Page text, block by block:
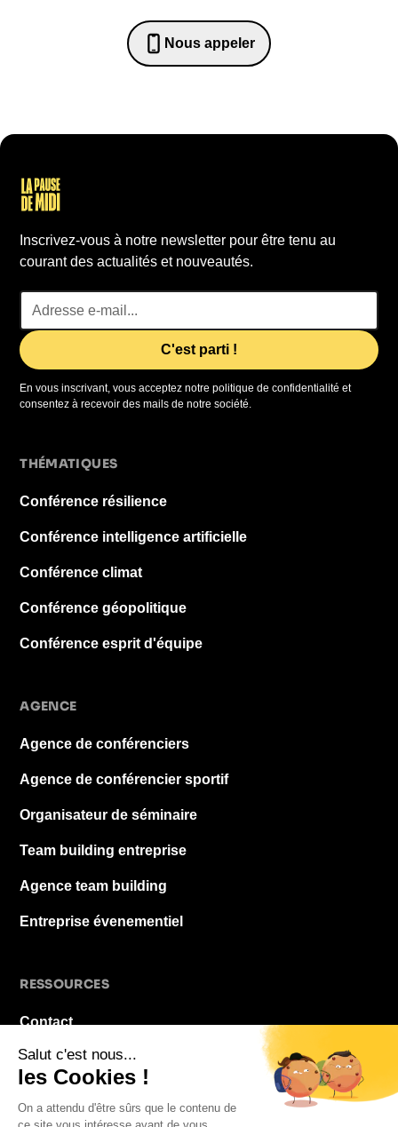
Nous appeler
0652698481
Inscrivez-vous à notre newsletter pour être tenu au
courant des actualités et nouveautés.
En vous inscrivant, vous acceptez notre politique de confidentialité et
consentez à recevoir des mails de notre société.
THÉMATIQUES
Conférence résilience
Conférence intelligence artificielle
Conférence climat
Conférence géopolitique
Conférence esprit d'équipe
AGENCE
Agence de conférenciers
Agence de conférencier sportif
Organisateur de séminaire
Team building entreprise
Agence team building
Entreprise évenementiel
RESSOURCES
Contact
À propos